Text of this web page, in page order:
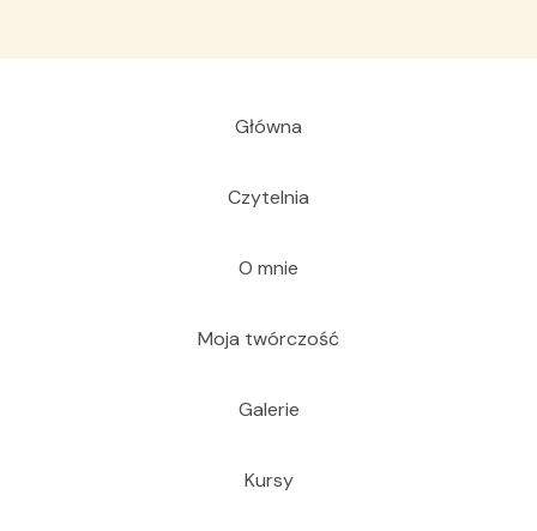
Główna
Czytelnia
O mnie
Moja twórczość
Galerie
Kursy